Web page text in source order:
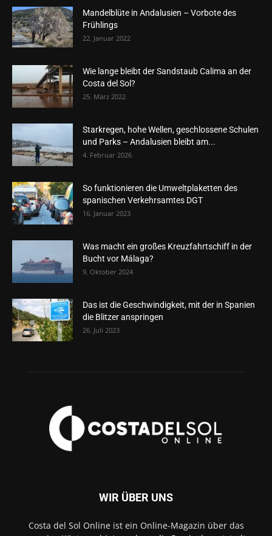
Mandelblüte in Andalusien – Vorbote des
Frühlings
22. Januar 2022
Wie lange bleibt der Sandstaub Calima an der
Costa del Sol?
25. März 2022
Starkregen, hohe Wellen, geschlossene Schulen
und Parks – Andalusien bleibt am...
4. Februar 2026
So funktionieren die Umweltplaketten des
spanischen Verkehrsamtes DGT
16. Januar 2023
Was macht ein großes Kreuzfahrtschiff in der
Bucht vor Málaga?
9. Oktober 2024
Das ist die Geschwindigkeit, mit der in Spanien
die Blitzer anspringen
26. Juli 2023
WIR ÜBER UNS
Costa del Sol Online ist ein Online-Magazin über das